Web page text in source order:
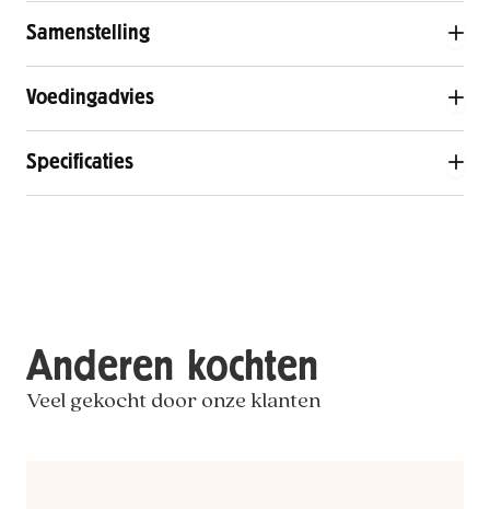
Samenstelling
Voedingadvies
Specificaties
Anderen kochten
Veel gekocht door onze klanten